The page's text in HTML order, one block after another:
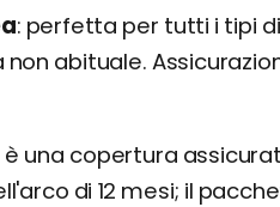
perfetta per tutti i tipi
abituale.
è una copertura
di 12 mesi; il